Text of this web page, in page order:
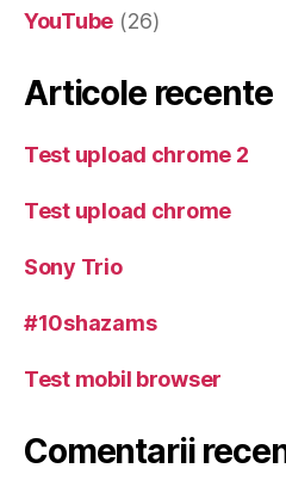
YouTube (26)
Articole recente
Test upload chrome 2
Test upload chrome
Sony Trio
#10shazams
Test mobil browser
Comentarii